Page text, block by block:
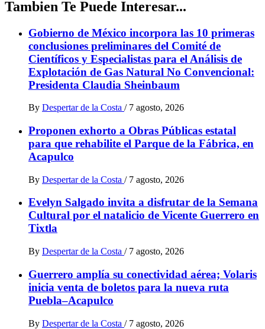
Tambien Te Puede Interesar...
Gobierno de México incorpora las 10 primeras
conclusiones preliminares del Comité de
Científicos y Especialistas para el Análisis de
Explotación de Gas Natural No Convencional:
Presidenta Claudia Sheinbaum
By Despertar de la Costa / 7 agosto, 2026
Proponen exhorto a Obras Públicas estatal
para que rehabilite el Parque de la Fábrica, en
Acapulco
By Despertar de la Costa / 7 agosto, 2026
Evelyn Salgado invita a disfrutar de la Semana
Cultural por el natalicio de Vicente Guerrero en
Tixtla
By Despertar de la Costa / 7 agosto, 2026
Guerrero amplía su conectividad aérea; Volaris
inicia venta de boletos para la nueva ruta
Puebla–Acapulco
By Despertar de la Costa / 7 agosto, 2026